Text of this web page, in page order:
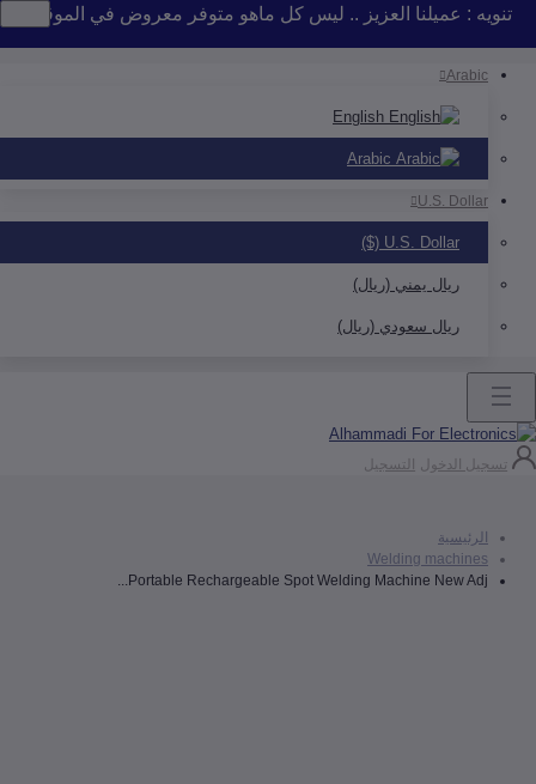
: عميلنا العزيز .. ليس كل ماهو متوفر معروض في الموقع .. إذا لم
English
Arabic
U.S.
U.S. Dollar ($)
ريال يمني (ريال)
ريال سعودي (ريال)
الدخول التسجيل
Welding
Portable Rechargeable Spot Welding Machine New